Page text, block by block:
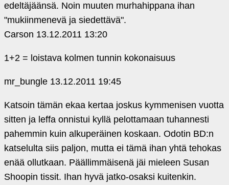
edeltäjäänsä. Noin muuten murhahippana ihan
"mukiinmenevä ja siedettävä".
Carson 13.12.2011 13:20
1+2 = loistava kolmen tunnin kokonaisuus
mr_bungle 13.12.2011 19:45
Katsoin tämän ekaa kertaa joskus kymmenisen vuotta
sitten ja leffa onnistui kyllä pelottamaan tuhannesti
pahemmin kuin alkuperäinen koskaan. Odotin BD:n
katselulta siis paljon, mutta ei tämä ihan yhtä tehokas
enää ollutkaan. Päällimmäisenä jäi mieleen Susan
Shoopin tissit. Ihan hyvä jatko-osaksi kuitenkin.